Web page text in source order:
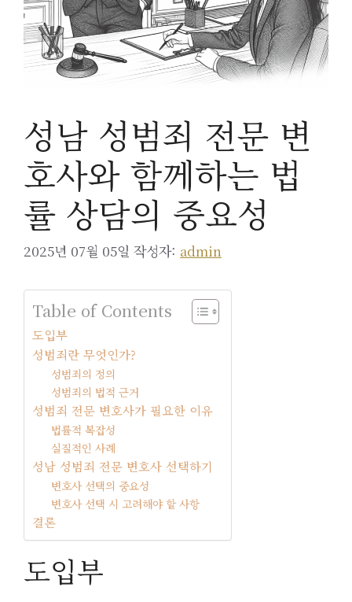
성남 성범죄 전문 변
호사와 함께하는 법
률 상담의 중요성
2025년 07월 05일 작성자: admin
Table of Contents
도입부
성범죄란 무엇인가?
성범죄의 정의
성범죄의 법적 근거
성범죄 전문 변호사가 필요한 이유
법률적 복잡성
실질적인 사례
성남 성범죄 전문 변호사 선택하기
변호사 선택의 중요성
변호사 선택 시 고려해야 할 사항
결론
도입부